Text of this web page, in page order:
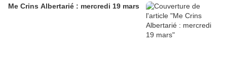
Me Crins Albertarié : mercredi 19 mars